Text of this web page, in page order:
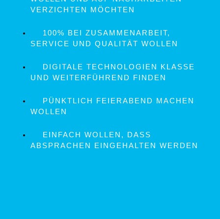
VERZICHTEN MÖCHTEN
100% BEI ZUSAMMENARBEIT,
SERVICE UND QUALITÄT WOLLEN
DIGITALE TECHNOLOGIEN KLASSE
UND WEITERFÜHREND FINDEN
PÜNKTLICH FEIERABEND MACHEN
WOLLEN
EINFACH WOLLEN, DASS
ABSPRACHEN EINGEHALTEN WERDEN